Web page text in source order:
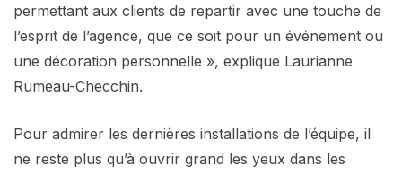
permettant aux clients de repartir avec une touche de
l’esprit de l’agence, que ce soit pour un événement ou
une décoration personnelle », explique Laurianne
Rumeau-Checchin.
Pour admirer les dernières installations de l’équipe, il
ne reste plus qu’à ouvrir grand les yeux dans les